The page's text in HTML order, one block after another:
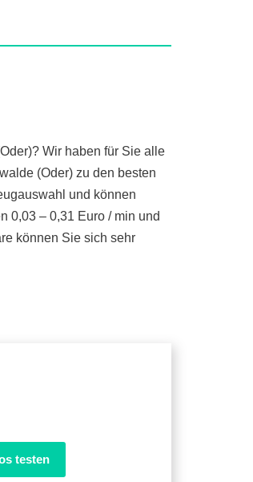
Wir haben für Sie alle
(Oder) zu den besten
und können
0,03 – 0,31 Euro / min und
können Sie sich sehr
testen